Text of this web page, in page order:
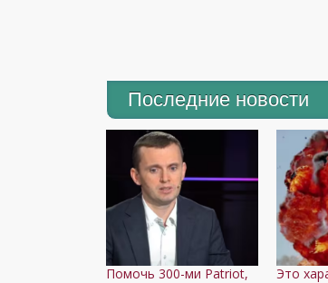
Последние новости
Помочь 300-ми Patriot,
Это